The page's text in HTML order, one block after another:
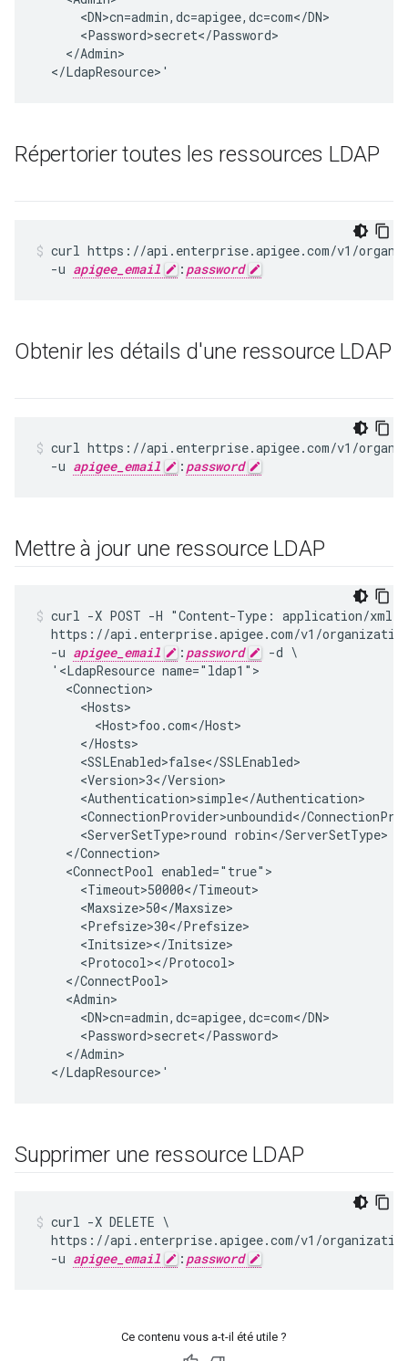
      <DN>cn=admin,dc=apigee,dc=com</DN>
      <Password>secret</Password>
    </Admin>
  </LdapResource>'
Répertorier toutes les ressources LDAP
curl https://api.enterprise.apigee.com/v1/
  -u
apigee_email : password
Obtenir les détails d'une ressource LDAP
curl https://api.enterprise.apigee.com/v1/
  -u
apigee_email : password
Mettre à jour une ressource LDAP
curl -X POST -H "Content-Type: application/
https://api.enterprise.apigee.com/v1/
  -u
apigee_email : password
-d \
  '<LdapResource name="ldap1">
    <Connection>
      <Hosts>
        <Host>foo.com</Host>
      </Hosts>
      <SSLEnabled>false</SSLEnabled>
      <Version>3</Version>
      <Authentication>simple</Authentication>
<ConnectionProvider>unboundid</
      <ServerSetType>round robin</ServerSetType>
    </Connection>
    <ConnectPool enabled="true">
      <Timeout>50000</Timeout>
      <Maxsize>50</Maxsize>
      <Prefsize>30</Prefsize>
      <Initsize></Initsize>
      <Protocol></Protocol>
    </ConnectPool>
    <Admin>
      <DN>cn=admin,dc=apigee,dc=com</DN>
      <Password>secret</Password>
    </Admin>
  </LdapResource>'
Supprimer une ressource LDAP
curl -X DELETE \
https://api.enterprise.apigee.com/v1/
  -u
apigee_email : password
Ce contenu vous a-t-il été utile ?